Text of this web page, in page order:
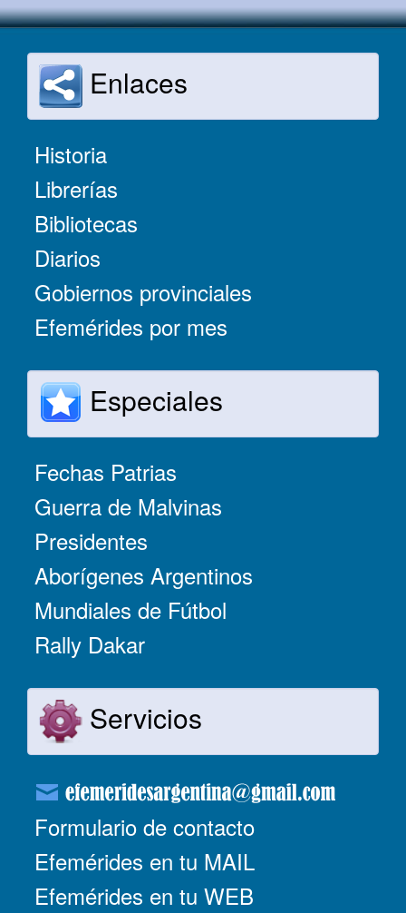
Enlaces
Historia
Librerías
Bibliotecas
Diarios
Gobiernos provinciales
Efemérides por mes
Especiales
Fechas Patrias
Guerra de Malvinas
Presidentes
Aborígenes Argentinos
Mundiales de Fútbol
Rally Dakar
Servicios
Formulario de contacto
Efemérides en tu MAIL
Efemérides en tu WEB